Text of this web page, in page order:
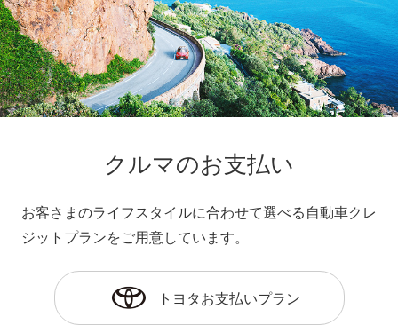
クルマのお支払い
お客さまのライフスタイルに合わせて選べる自動車クレ
ジットプランをご用意しています。
トヨタお支払いプラン